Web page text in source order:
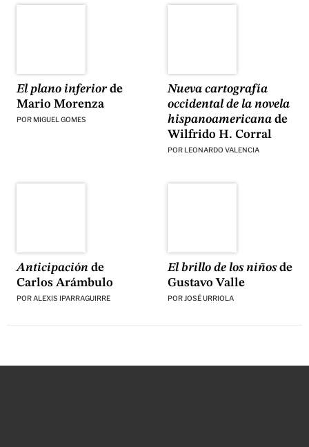
El plano inferiorde
Mario Morenza
POR MIGUEL GOMES
Nueva cartografía
occidental de la novela
hispanoamericanade
Wilfrido H. Corral
POR LEONARDO VALENCIA
Anticipaciónde
Carlos Arámbulo
PORALEXIS IPARRAGUIRRE
El brillo de los niñosde
Gustavo Valle
POR JOSÉ URRIOLA